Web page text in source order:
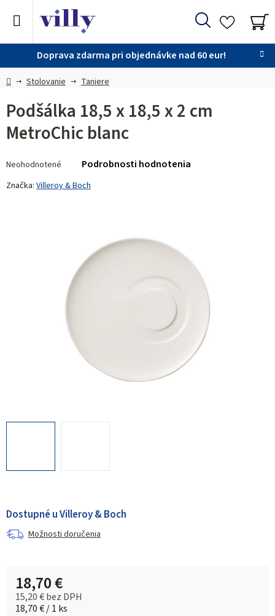
Doprava zdarma pri objednávke nad 60 eur!
Hľadať
DomovStolovanie Taniere
Dostupné u Villeroy & Boch
Možnosti doručenia
18,70 €
15,20 € bez DPH
Jednotková cena:
18,70 € / 1 ks
Podšálka 18,5 x 18,5 x 2 cm
MetroChic blanc
hodnotenie
produktu
Neohodnotené Podrobnosti hodnotenia
Značka: Villeroy & Boch